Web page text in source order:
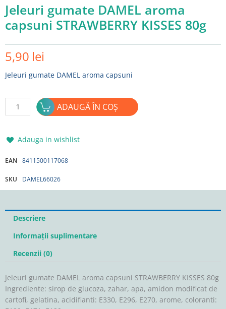
Jeleuri gumate DAMEL aroma
capsuni STRAWBERRY KISSES 80g
5,90 lei
Jeleuri gumate DAMEL aroma capsuni
Cantitate
Jeleuri
DAMEL
capsuni
KISSES
80g
ADAUGĂ ÎN COȘ
Adauga in wishlist
EAN 8411500117068
SKU DAMEL66026
Descriere
Informații suplimentare
Recenzii (0)
Jeleuri gumate DAMEL aroma capsuni STRAWBERRY KISSES 80g
Ingrediente: sirop de glucoza, zahar, apa, amidon modificat de
cartofi, gelatina, acidifianti: E330, E296, E270, arome, coloranti: